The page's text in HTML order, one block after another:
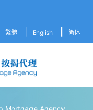
繁體 English 简体